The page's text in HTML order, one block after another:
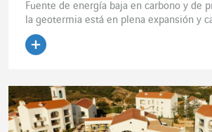
Fuente de energía baja en carbono y de
la geotermia está en plena expansión y